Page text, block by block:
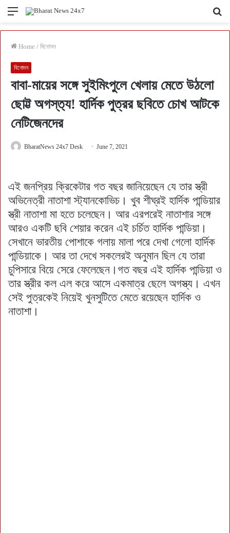
Menu
Home / বিনোদন
বিনোদন
বাবা-মায়ের সঙ্গে সুইমিংপুলে খেলায় মেতে উঠলো
ছোট্ট অগস্ত‍্য! হার্দিক পুত্রর ছবিতে চোখ আটকে
নেটিজেনদের
BharatNews 24x7 Desk June 7, 2021
এই জনপ্রিয় ক্রিকেটার গত বছর জানিয়েছেন যে তার স্ত্রী
অভিনেত্রী নাতাশা স্ট্যানকোভিচ। খুব শীঘ্রই হার্দিক পান্ডিয়ার
স্ত্রী নাতাশা মা হতে চলেছেন। আর এরপরেই নাতাশার সঙ্গে
আরও একটি ছবি শেয়ার করেন এই চর্চিত হার্দিক পান্ডিয়া।
সেখানে ভারতীয় পোশাকে গলায় মালা পরে দেখা গেলো হার্দিক
পান্ডিয়াকে। আর তা দেখে সকলেরই অনুমান ছিল যে তারা
চুপিসারে বিয়ে সেরে ফেলেছেন।গত বছর এই হার্দিক পান্ডিয়া ও
তার স্ত্রীর কল এল করে আসে একমাত্র ছেলে অগস্ত্য। এখন
সেই পুত্রকেই নিয়েই খুনসুটিতে মেতে রয়েছেন হার্দিক ও
নাতাশা।